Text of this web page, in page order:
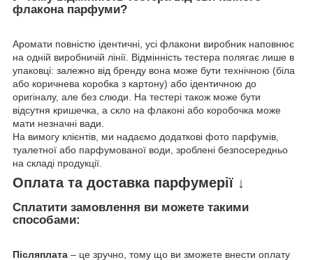
флакона парфуми?
Аромати повністю ідентичні, усі флакони виробник наповнює
на одній виробничій лінії. Відмінність тестера полягає лише в
упаковці: залежно від бренду вона може бути технічною (біла
або коричнева коробка з картону) або ідентичною до
оригіналу, але без слюди. На тестері також може бути
відсутня кришечка, а скло на флаконі або коробочка може
мати незначні вади.
На вимогу клієнтів, ми надаємо додаткові фото парфумів,
туалетної або парфумованої води, зроблені безпосередньо
на складі продукції.
Оплата та доставка парфумерії ↓
Сплатити замовлення ви можете такими
способами:
Післяплата – це зручно, тому що ви зможете внести оплату